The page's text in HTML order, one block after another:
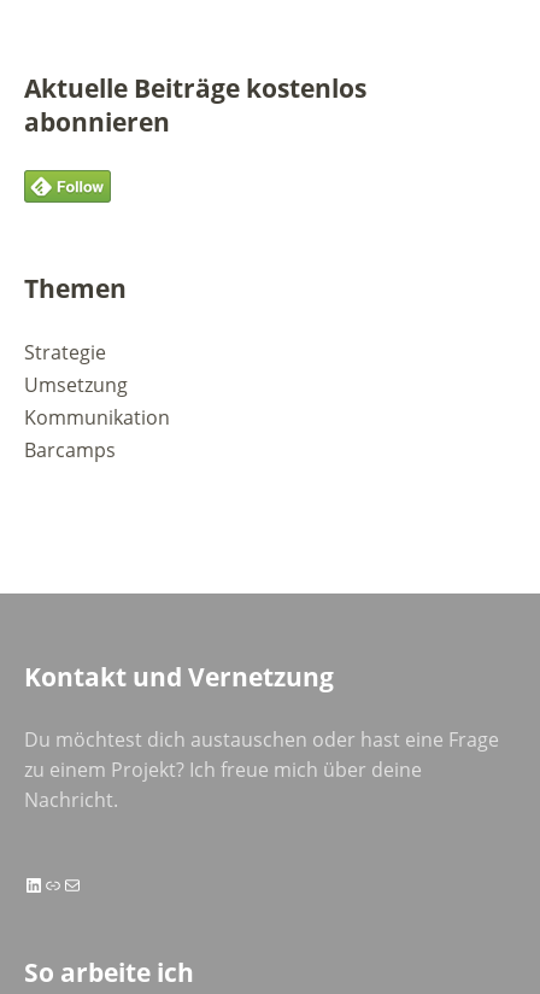
Aktuelle Beiträge kostenlos
abonnieren
Themen
Strategie
Umsetzung
Kommunikation
Barcamps
Kontakt und Vernetzung
Du möchtest dich austauschen oder hast eine Frage
zu einem Projekt? Ich freue mich über deine
Nachricht.
LinkedIn
LinkE-Mail
So arbeite ich